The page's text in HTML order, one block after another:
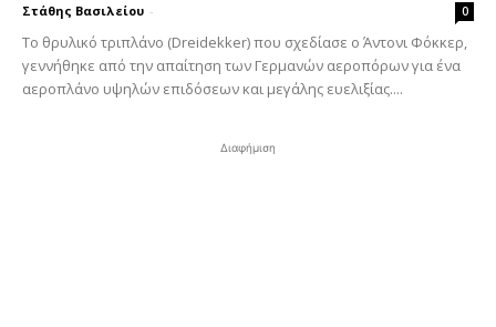
Στάθης Βασιλείου - 0
Tο θρυλικό τριπλάνο (Dreidekker) που σχεδίασε ο Άντονι Φόκκερ,
γεννήθηκε από την απαίτηση των Γερμανών αεροπόρων για ένα
αεροπλάνο υψηλών επιδόσεων και μεγάλης ευελιξίας....
Διαφήμιση